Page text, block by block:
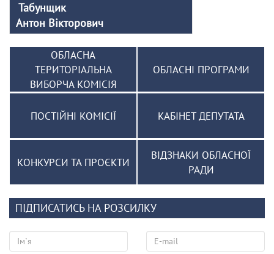
Табунщик
Антон Вікторович
ОБЛАСНА
ТЕРИТОРІАЛЬНА
ВИБОРЧА КОМІСІЯ
ОБЛАСНІ ПРОГРАМИ
ПОСТІЙНІ КОМІСІЇ КАБІНЕТ ДЕПУТАТА
КОНКУРСИ ТА ПРОЄКТИ
ВІДЗНАКИ ОБЛАСНОЇ
РАДИ
ПІДПИСАТИСЬ НА РОЗСИЛКУ